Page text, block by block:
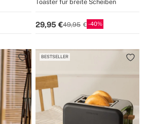
Toaster für breite Scheiben
29,95 49,95 40
BESTSELLER